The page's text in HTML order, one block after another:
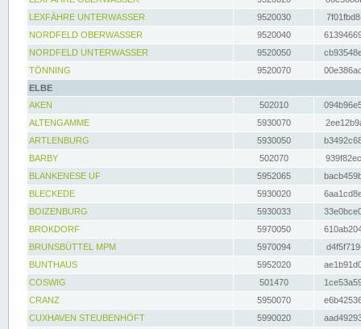
LEXFÄHRE UNTERWASSER
9520030
NORDFELD OBERWASSER
9520040
NORDFELD UNTERWASSER
9520050
TÖNNING
9520070
ELBE
AKEN
502010
ALTENGAMME
5930070
ARTLENBURG
5930050
BARBY
502070
BLANKENESE UF
5952065
BLECKEDE
5930020
BOIZENBURG
5930033
BROKDORF
5970050
BRUNSBÜTTEL MPM
5970094
BUNTHAUS
5952020
COSWIG
501470
CRANZ
5950070
CUXHAVEN STEUBENHÖFT
5990020